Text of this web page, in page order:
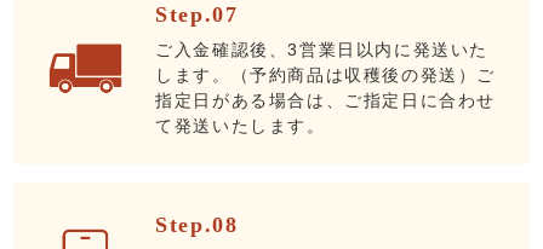
Step.07
ご入金確認後、3営業日以内に発送いた
します。（予約商品は収穫後の発送）ご
指定日がある場合は、ご指定日に合わせ
て発送いたします。
Step.08